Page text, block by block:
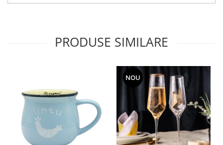
PRODUSE SIMILARE
NOU